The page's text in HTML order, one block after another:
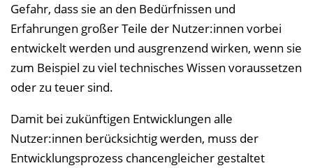
s
e
i
Gefahr, dass sie an den Bedürfnissen und
Erfahrungen großer Teile der Nutzer:innen vorbei
entwickelt werden und ausgrenzend wirken, wenn sie
zum Beispiel zu viel technisches Wissen voraussetzen
oder zu teuer sind.
Damit bei zukünftigen Entwicklungen alle
Nutzer:innen berücksichtig werden, muss der
Entwicklungsprozess chancengleicher gestaltet